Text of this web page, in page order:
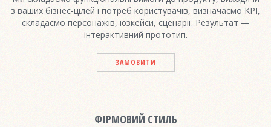
з ваших бізнес-цілей і потреб користувачів, визначаємо KPI,
складаємо персонажів, юзкейси, сценарії. Результат —
інтерактивний прототип.
ЗАМОВИТИ
ФІРМОВИЙ СТИЛЬ